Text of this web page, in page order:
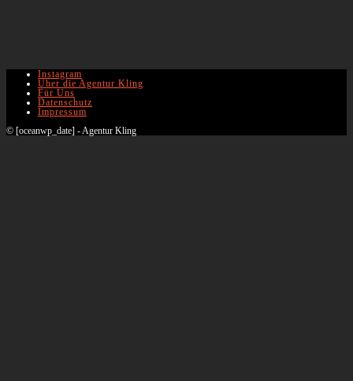
Instagram
Über die Agentur Kling
Für Uns
Datenschutz
Impressum
© [oceanwp_date] - Agentur Kling